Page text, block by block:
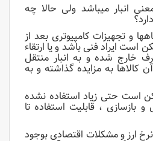
انبار میباشد ولی حالا چه
و تجهیزات کامپیوتری بعد از
ایراد فنی باشد و یا ارتقاء
خارج شده و به انبار منتقل
به مزایده گذاشته و به
است حتی زیاد استفاده نشده
، قابلیت استفاده تا
ارز و مشکلات اقتصادی بوجود